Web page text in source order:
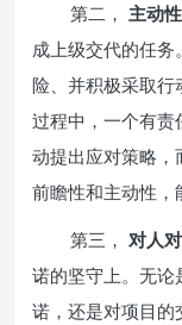
第二， 主动
成上级交代的任
险、并积极采取行
过程中，一个有责
动提出应对策略，
前瞻性和主动性，
第三， 对人
诺的坚守上。无论
诺，还是对项目的